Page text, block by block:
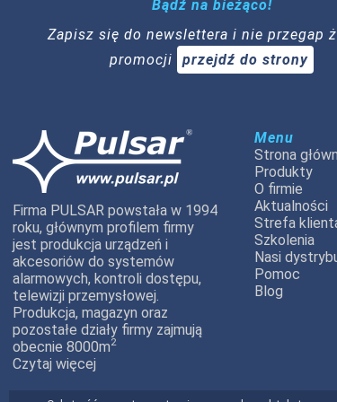
Bądź na bieżąco!
Zapisz się do newslettera i nie przegap
promocji
przejdź do strony
Firma PULSAR powstała w 1994
roku, głównym profilem firmy
jest produkcja urządzeń i
akcesoriów do systemów
alarmowych, kontroli dostępu,
telewizji przemysłowej.
Produkcja, magazyn oraz
pozostałe działy firmy zajmują
obecnie 8000m2
Czytaj więcej
Menu
Strona
Produkty
O firmie
Aktualności
Strefa
Szkolenia
Nasi
Pomoc
Blog